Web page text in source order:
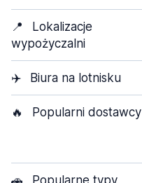
📍
Lokalizacje
wypożyczalni
✈️ Biura na lotnisku
🔥 Popularni dostawcy
🚗 Popularne typy